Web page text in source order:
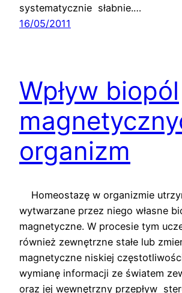
systematycznie słabnie.…
16/05/2011
Wpływ biopól
organizm
Homeostazę w organizmie
wytwarzane przez niego własne
magnetyczne. W procesie tym
również zewnętrzne stałe lub
magnetyczne niskiej
wymianę informacji ze światem
oraz jej wewnętrzny przepływ